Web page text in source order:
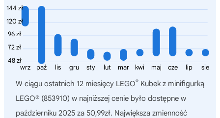
144 zł
120 zł
96 zł
72 zł
48 zł
sie
lip
cze
maj
kwi
mar
lut
sty
gru
lis
paź
wrz
W ciągu ostatnich 12 miesięcy LEGO® Kubek z minifigurką
LEGO® (853910) w najniższej cenie było dostępne w
październiku 2025 za 50,99zł. Największa zmienność